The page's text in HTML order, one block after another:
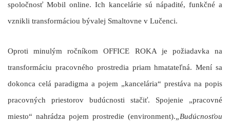
spoločnosť Mobil online. Ich kancelárie sú nápadité, funkčné a
vznikli transformáciou bývalej Smaltovne v Lučenci.
Oproti minulým ročníkom OFFICE ROKA je požiadavka na
transformáciu pracovného prostredia priam hmatateľná. Mení sa
dokonca celá paradigma a pojem „kancelária“ prestáva na popis
pracovných priestorov budúcnosti stačiť. Spojenie „pracovné
miesto“ nahrádza pojem prostredie (environment). „Budúcnosťou